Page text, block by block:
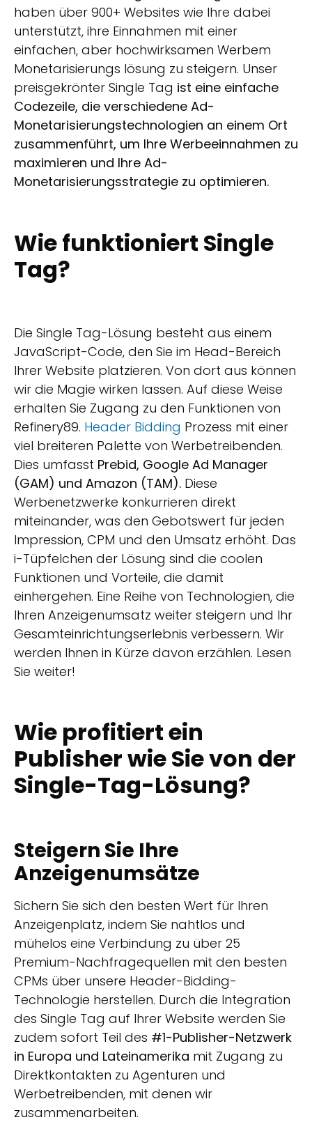
haben über 900+ Websites wie Ihre dabei
unterstützt, ihre Einnahmen mit einer
einfachen, aber hochwirksamen Werbem
Monetarisierungs lösung zu steigern. Unser
preisgekrönter Single Tag ist eine einfache
Codezeile, die verschiedene Ad-
Monetarisierungstechnologien an einem Ort
zusammenführt, um Ihre Werbeeinnahmen zu
maximieren und Ihre Ad-
Monetarisierungsstrategie zu optimieren.
Wie funktioniert Single
Tag?
Die Single Tag-Lösung besteht aus einem
JavaScript-Code, den Sie im Head-Bereich
Ihrer Website platzieren. Von dort aus können
wir die Magie wirken lassen. Auf diese Weise
erhalten Sie Zugang zu den Funktionen von
Refinery89. Header Bidding Prozess mit einer
viel breiteren Palette von Werbetreibenden.
Dies umfasst Prebid, Google Ad Manager
(GAM) und Amazon (TAM). Diese
Werbenetzwerke konkurrieren direkt
miteinander, was den Gebotswert für jeden
Impression, CPM und den Umsatz erhöht. Das
i-Tüpfelchen der Lösung sind die coolen
Funktionen und Vorteile, die damit
einhergehen. Eine Reihe von Technologien, die
Ihren Anzeigenumsatz weiter steigern und Ihr
Gesamteinrichtungserlebnis verbessern. Wir
werden Ihnen in Kürze davon erzählen. Lesen
Sie weiter!
Wie profitiert ein
Publisher wie Sie von der
Single-Tag-Lösung?
Steigern Sie Ihre
Anzeigenumsätze
Sichern Sie sich den besten Wert für Ihren
Anzeigenplatz, indem Sie nahtlos und
mühelos eine Verbindung zu über 25
Premium-Nachfragequellen mit den besten
CPMs über unsere Header-Bidding-
Technologie herstellen. Durch die Integration
des Single Tag auf Ihrer Website werden Sie
zudem sofort Teil des #1-Publisher-Netzwerk
in Europa und Lateinamerika mit Zugang zu
Direktkontakten zu Agenturen und
Werbetreibenden, mit denen wir
zusammenarbeiten.